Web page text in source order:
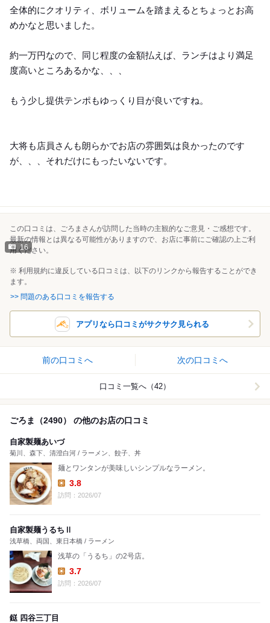
全体的にクオリティ、ボリュームを踏まえるとちょっとお高
めかなと思いました。
約一万円なので、同じ程度の金額払えば、ランチはより満足
度高いところあるかな、、、
もう少し提供テンポもゆっくり目が良いですね。
大将も店員さんも朗らかでお店の雰囲気は良かったのです
が、、、それだけにもったいないです。
16
この口コミは、ごろまさんが訪問した当時の主観的なご意見・ご感想です。
最新の情報とは異なる可能性がありますので、お店に事前にご確認の上ご利
用ください。
※ 利用規約に違反している口コミは、以下のリンクから報告することができ
ます。
>> 問題のある口コミを報告する
アプリなら口コミがサクサク見られる
前の口コミへ 次の口コミへ
口コミ一覧へ（42）
ごろま（2490） の他のお店の口コミ
自家製麺あいづ
菊川、森下、清澄白河 / ラーメン、餃子、丼
麺とワンタンが美味しいシンプルなラーメン。
Lunch:
3.8
訪問：2026/07
自家製麺うるちⅡ
浅草橋、両国、東日本橋 / ラーメン
浅草の「うるち」の2号店。
Lunch:
3.7
訪問：2026/07
鎹 四谷三丁目